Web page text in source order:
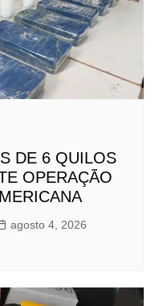
DE 6 QUILOS
OPERAÇÃO
agosto 4, 2026